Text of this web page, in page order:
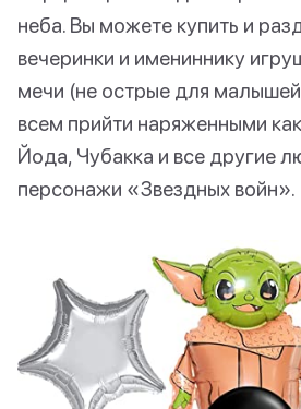
неба. Вы можете купить и
вечеринки и имениннику
мечи (не острые для
всем прийти наряженными
Йода, Чубакка и все другие
персонажи «Звездных войн».